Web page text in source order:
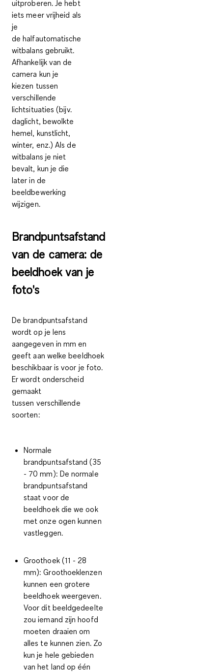
uitproberen. Je hebt
iets meer vrijheid als
je
dehalfautomatische
witbalans gebruikt.
Afhankelijk van de
camera kun je
kiezen tussen
verschillende
lichtsituaties (bijv.
daglicht, bewolkte
hemel, kunstlicht,
winter, enz.) Als de
witbalans je niet
bevalt, kun je die
later in de
beeldbewerking
wijzigen.
Brandpuntsafstand
van de camera: de
beeldhoek van je
foto's
De brandpuntsafstand
wordt op je lens
aangegeven in mm en
geeft aan welke beeldhoek
beschikbaar is voor je foto.
Er wordt onderscheid
gemaakt
tussen verschillende
soorten:
Normale
brandpuntsafstand (35
- 70 mm): De normale
brandpuntsafstand
staat voor de
beeldhoek die we ook
met onze ogen kunnen
vastleggen.
Groothoek (11 - 28
mm):Groothoeklenzen
kunnen een grotere
beeldhoek weergeven.
Voor dit beeldgedeelte
zou iemand zijn hoofd
moeten draaien om
alles te kunnen zien. Zo
kun je hele gebieden
van het land op één